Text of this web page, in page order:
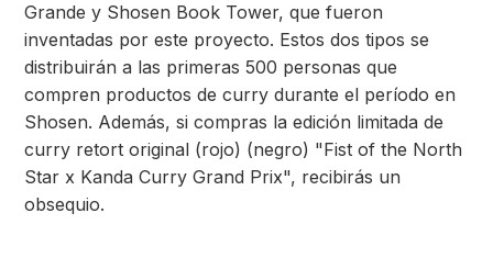
Grande y Shosen Book Tower, que fueron
inventadas por este proyecto. Estos dos tipos se
distribuirán a las primeras 500 personas que
compren productos de curry durante el período en
Shosen. Además, si compras la edición limitada de
curry retort original (rojo) (negro) "Fist of the North
Star x Kanda Curry Grand Prix", recibirás un
obsequio.